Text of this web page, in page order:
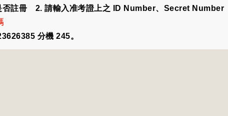
否註冊 2. 請輸入准考證上之 ID Number、Secret Number
分機 245。